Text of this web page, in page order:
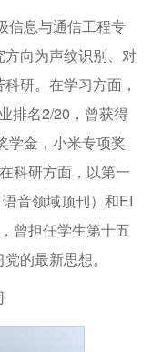
信息与通信工程专
向为声纹识别、对
研。在学习方面，
排名2/20，曾获得
学金，小米专项奖
科研方面，以第一
音领域顶刊）和EI
曾担任学生第十五
的最新思想。